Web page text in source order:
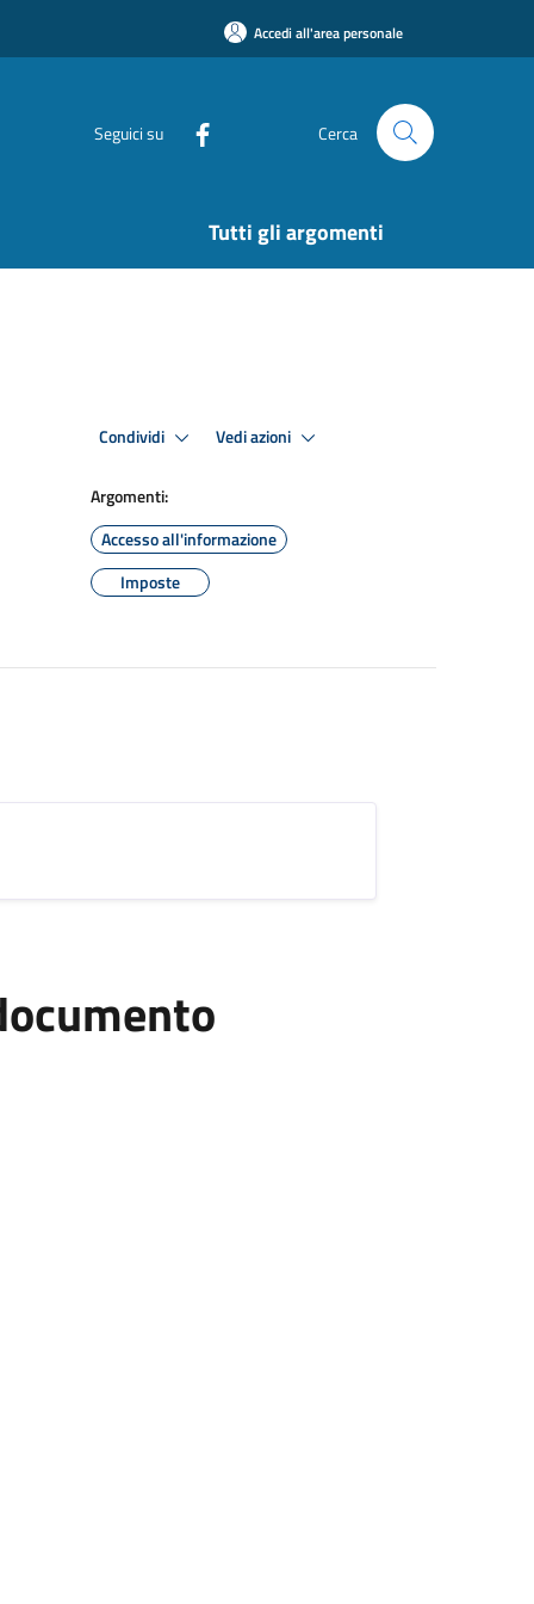
Accedi all'area personale
Seguici su Cerca
Tutti gli argomenti
Condividi Vedi azioni
Argomenti:
Accesso all'informazione
Imposte